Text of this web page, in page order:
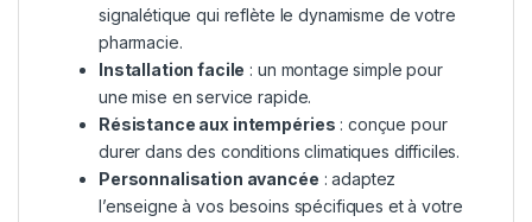
signalétique qui reflète le dynamisme de votre
pharmacie.
Installation facile : un montage simple pour
une mise en service rapide.
Résistance aux intempéries : conçue pour
durer dans des conditions climatiques difficiles.
Personnalisation avancée : adaptez
l’enseigne à vos besoins spécifiques et à votre